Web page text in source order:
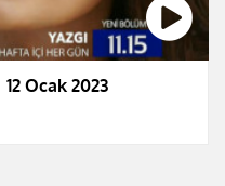
12 Ocak 2023